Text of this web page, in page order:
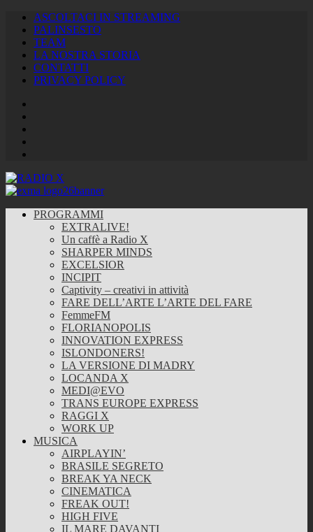
ASCOLTACI IN STREAMING
PALINSESTO
TEAM
LA NOSTRA STORIA
CONTATTI
PRIVACY POLICY
PROGRAMMI
EXTRALIVE!
Un caffè a Radio X
SHARPER MINDS
EXCELSIOR
INCIPIT
Captivity – creativi in attività
FARE DELL’ARTE L’ARTE DEL FARE
FemmeFM
FLORIANOPOLIS
INNOVATION EXPRESS
ISLONDONERS!
LA VERSIONE DI MADRY
LOCANDA X
MEDI@EVO
TRANS EUROPE EXPRESS
RAGGI X
WORK UP
MUSICA
AIRPLAYIN’
BRASILE SEGRETO
BREAK YA NECK
CINEMATICA
FREAK OUT!
HIGH FIVE
IL MARE DAVANTI